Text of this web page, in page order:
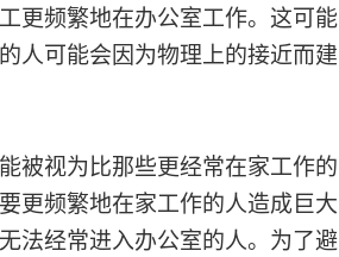
更频繁地在办公室工作。这可能
人可能会因为物理上的接近而建
被视为比那些更经常在家工作的
更频繁地在家工作的人造成巨大
法经常进入办公室的人。为了避